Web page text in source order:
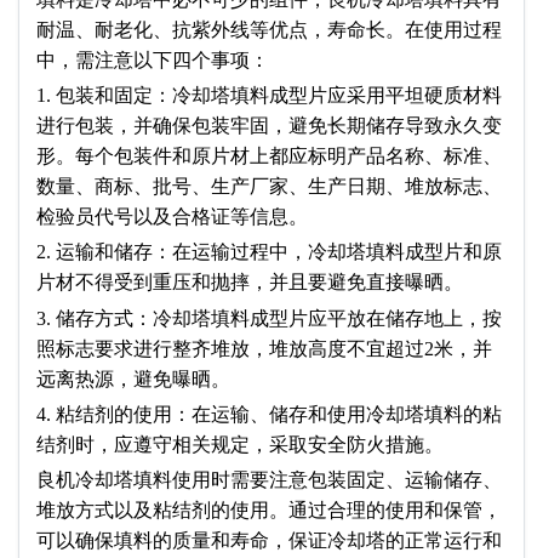
耐温、耐老化、抗紫外线等优点，寿命长。在使用过程
中，需注意以下四个事项：
1. 包装和固定：冷却塔填料成型片应采用平坦硬质材料
进行包装，并确保包装牢固，避免长期储存导致永久变
形。每个包装件和原片材上都应标明产品名称、标准、
数量、商标、批号、生产厂家、生产日期、堆放标志、
检验员代号以及合格证等信息。
2. 运输和储存：在运输过程中，冷却塔填料成型片和原
片材不得受到重压和抛摔，并且要避免直接曝晒。
3. 储存方式：冷却塔填料成型片应平放在储存地上，按
照标志要求进行整齐堆放，堆放高度不宜超过2米，并
远离热源，避免曝晒。
4. 粘结剂的使用：在运输、储存和使用冷却塔填料的粘
结剂时，应遵守相关规定，采取安全防火措施。
良机冷却塔填料使用时需要注意包装固定、运输储存、
堆放方式以及粘结剂的使用。通过合理的使用和保管，
可以确保填料的质量和寿命，保证冷却塔的正常运行和